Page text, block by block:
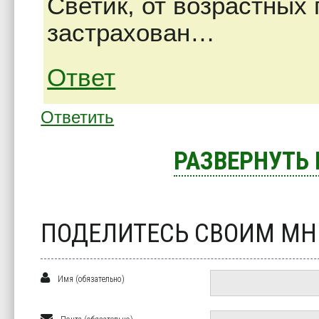
застрахован…
Ответ
Ответить
ПОДЕЛИТЕСЬ СВОИМ
Имя (обязательно)